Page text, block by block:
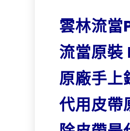
雲林流當
流當原裝
原廠手上
代用皮帶